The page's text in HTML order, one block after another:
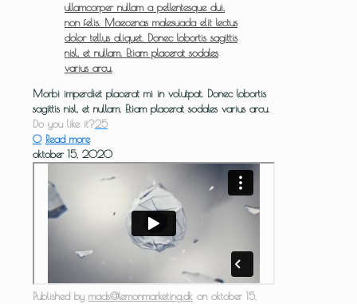
ullamcorper nullam a pellentesque dui,
non felis. Maecenas malesuada elit lectus
dolor tellus aliquet. Donec lobortis sagittis
nisl, et nullam. Etiam placerat sodales
varius arcu.
Morbi imperdiet placerat mi in volutpat. Donec lobortis
sagittis nisl, et nullam. Etiam placerat sodales varius arcu.
Do you like it?25
0 Read more
oktober 15, 2020
Published by mads@lemonmarketing.dk on oktober 15,